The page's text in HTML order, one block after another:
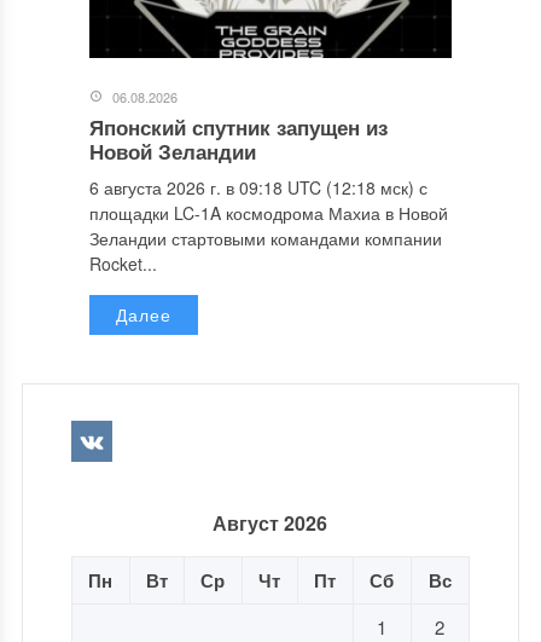
06.08.2026
Японский спутник запущен из
Новой Зеландии
6 августа 2026 г. в 09:18 UTC (12:18 мск) с
площадки LC-1A космодрома Махиа в Новой
Зеландии стартовыми командами компании
Rocket...
Далее
Август 2026
Пн Вт Ср Чт Пт Сб Вс
1
2